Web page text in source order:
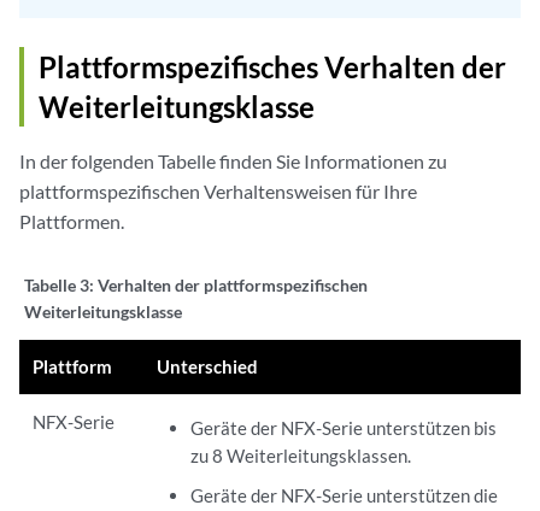
Plattformspezifisches Verhalten der
Weiterleitungsklasse
In der folgenden Tabelle finden Sie Informationen zu
plattformspezifischen Verhaltensweisen für Ihre
Plattformen.
Tabelle 3: Verhalten der plattformspezifischen
Weiterleitungsklasse
Plattform Unterschied
NFX-Serie
Geräte der NFX-Serie unterstützen bis
zu 8 Weiterleitungsklassen.
Geräte der NFX-Serie unterstützen die